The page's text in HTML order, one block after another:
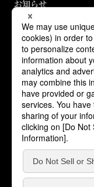
お知らせ
ABJマークは、
テンツ使用許諾
番号 第
流通協議会］で